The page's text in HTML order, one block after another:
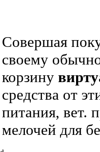
Совершая
своему
корзину
средства от
питания, вет.
мелочей для